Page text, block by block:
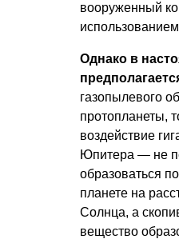
вооруженный
Однако в
газопылевого
протопланеты,
воздействие
Юпитера — не
образоваться
планете на
Солнца, а
вещество